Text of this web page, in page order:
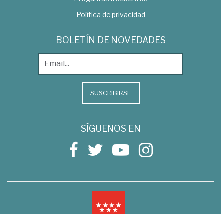
Política de privacidad
BOLETÍN DE NOVEDADES
SUSCRIBIRSE
SÍGUENOS EN